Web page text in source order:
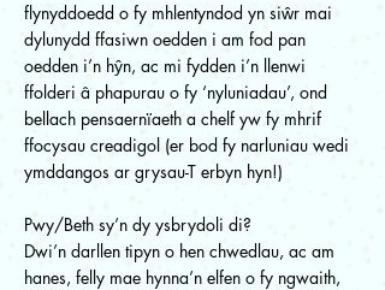
flynyddoedd o fy mhlentyndod yn siŵr mai
dylunydd ffasiwn oedden i am fod pan
oedden i’n hŷn, ac mi fydden i’n llenwi
ffolderi â phapurau o fy ‘nyluniadau’, ond
bellach pensaernïaeth a chelf yw fy mhrif
ffocysau creadigol (er bod fy narluniau wedi
ymddangos ar grysau-T erbyn hyn!)
Pwy/Beth sy’n dy ysbrydoli di?
Dwi’n darllen tipyn o hen chwedlau, ac am
hanes, felly mae hynna’n elfen o fy ngwaith,